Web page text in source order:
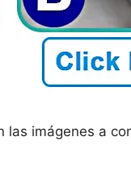
imágenes a